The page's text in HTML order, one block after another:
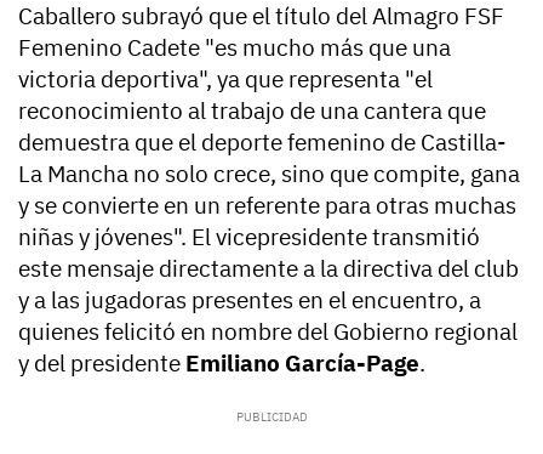
Caballero subrayó que el título del Almagro FSF
Femenino Cadete "es mucho más que una
victoria deportiva", ya que representa "el
reconocimiento al trabajo de una cantera que
demuestra que el deporte femenino de Castilla-
La Mancha no solo crece, sino que compite, gana
y se convierte en un referente para otras muchas
niñas y jóvenes". El vicepresidente transmitió
este mensaje directamente a la directiva del club
y a las jugadoras presentes en el encuentro, a
quienes felicitó en nombre del Gobierno regional
y del presidente Emiliano García-Page.